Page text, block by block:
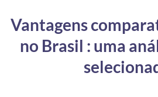
Controladoria-Geral da União
Vantagens
no Brasil : uma